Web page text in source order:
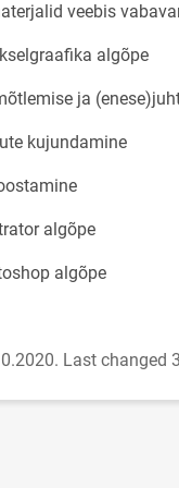
veebis
algõpe
ja
kujundamine
algõpe
algõpe
Last changed